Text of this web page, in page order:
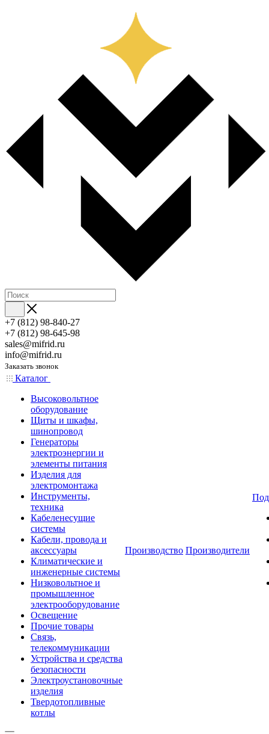
+7 (812) 98-840-27
+7 (812) 98-645-98
sales@mifrid.ru
info@mifrid.ru
Заказать звонок
Каталог
Высоковольтное
оборудование
Щиты и шкафы,
шинопровод
Генераторы
электроэнергии и
элементы питания
Изделия для
электромонтажа
Инструменты,
техника
Кабеленесущие
системы
Кабели, провода и
аксессуары
Климатические и
инженерные системы
Низковольтное и
промышленное
электрооборудование
Освещение
Прочие товары
Связь,
телекоммуникации
Устройства и средства
безопасности
Электроустановочные
изделия
Твердотопливные
котлы
Производство Производители